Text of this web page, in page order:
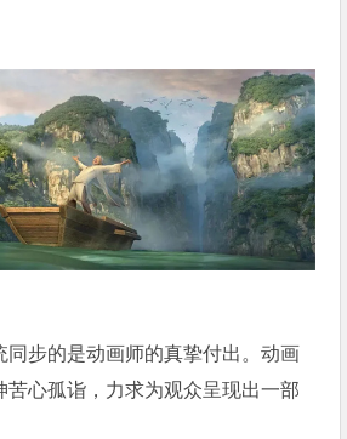
同步的是动画师的真挚付出。动画
苦心孤诣，力求为观众呈现出一部